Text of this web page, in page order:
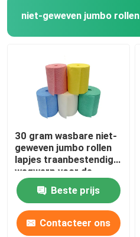
niet-geweven jumbo rollen
30 gram wasbare niet-
geweven jumbo rollen
lapjes traanbestendig
wegwerp voor de
keuken
Beste prijs
Contacteer ons